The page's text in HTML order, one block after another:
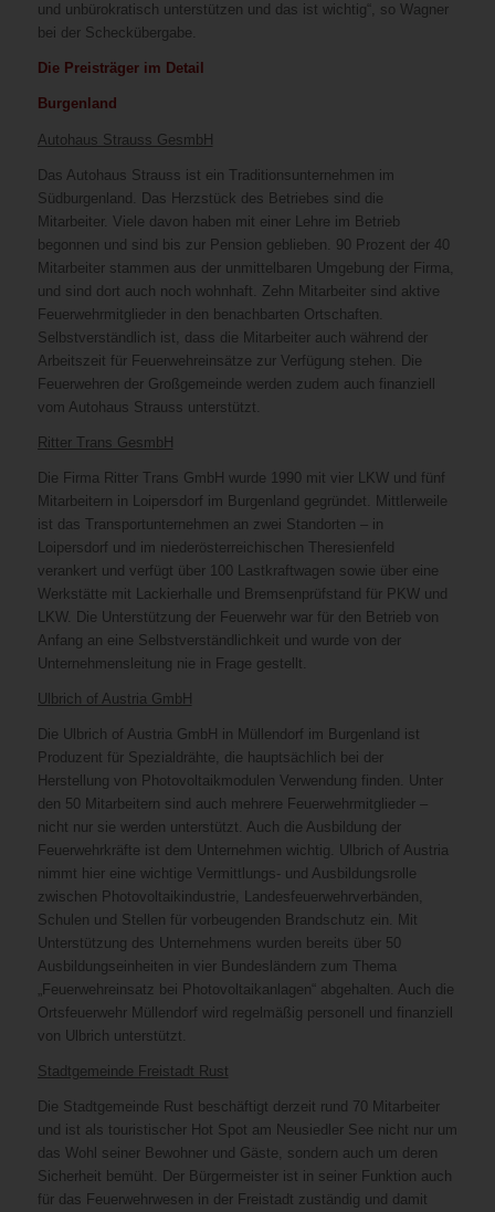
und unbürokratisch unterstützen und das ist wichtig“, so Wagner
bei der Scheckübergabe.
Die Preisträger im Detail
Burgenland
Autohaus Strauss GesmbH
Das Autohaus Strauss ist ein Traditionsunternehmen im
Südburgenland. Das Herzstück des Betriebes sind die
Mitarbeiter. Viele davon haben mit einer Lehre im Betrieb
begonnen und sind bis zur Pension geblieben. 90 Prozent der 40
Mitarbeiter stammen aus der unmittelbaren Umgebung der Firma,
und sind dort auch noch wohnhaft. Zehn Mitarbeiter sind aktive
Feuerwehrmitglieder in den benachbarten Ortschaften.
Selbstverständlich ist, dass die Mitarbeiter auch während der
Arbeitszeit für Feuerwehreinsätze zur Verfügung stehen. Die
Feuerwehren der Großgemeinde werden zudem auch finanziell
vom Autohaus Strauss unterstützt.
Ritter Trans GesmbH
Die Firma Ritter Trans GmbH wurde 1990 mit vier LKW und fünf
Mitarbeitern in Loipersdorf im Burgenland gegründet. Mittlerweile
ist das Transportunternehmen an zwei Standorten – in
Loipersdorf und im niederösterreichischen Theresienfeld
verankert und verfügt über 100 Lastkraftwagen sowie über eine
Werkstätte mit Lackierhalle und Bremsenprüfstand für PKW und
LKW. Die Unterstützung der Feuerwehr war für den Betrieb von
Anfang an eine Selbstverständlichkeit und wurde von der
Unternehmensleitung nie in Frage gestellt.
Ulbrich of Austria GmbH
Die Ulbrich of Austria GmbH in Müllendorf im Burgenland ist
Produzent für Spezialdrähte, die hauptsächlich bei der
Herstellung von Photovoltaikmodulen Verwendung finden. Unter
den 50 Mitarbeitern sind auch mehrere Feuerwehrmitglieder –
nicht nur sie werden unterstützt. Auch die Ausbildung der
Feuerwehrkräfte ist dem Unternehmen wichtig. Ulbrich of Austria
nimmt hier eine wichtige Vermittlungs- und Ausbildungsrolle
zwischen Photovoltaikindustrie, Landesfeuerwehrverbänden,
Schulen und Stellen für vorbeugenden Brandschutz ein. Mit
Unterstützung des Unternehmens wurden bereits über 50
Ausbildungseinheiten in vier Bundesländern zum Thema
„Feuerwehreinsatz bei Photovoltaikanlagen“ abgehalten. Auch die
Ortsfeuerwehr Müllendorf wird regelmäßig personell und finanziell
von Ulbrich unterstützt.
Stadtgemeinde Freistadt Rust
Die Stadtgemeinde Rust beschäftigt derzeit rund 70 Mitarbeiter
und ist als touristischer Hot Spot am Neusiedler See nicht nur um
das Wohl seiner Bewohner und Gäste, sondern auch um deren
Sicherheit bemüht. Der Bürgermeister ist in seiner Funktion auch
für das Feuerwehrwesen in der Freistadt zuständig und damit